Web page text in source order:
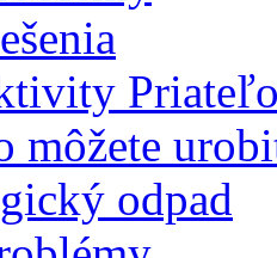
môžete
odpad